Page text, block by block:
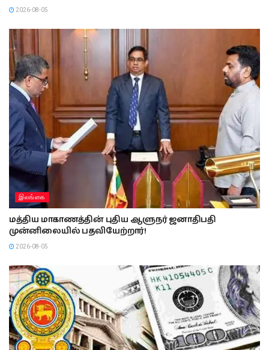
2026-08-05
இலங்கை
மத்திய மாகாணத்தின் புதிய ஆளுநர் ஜனாதிபதி
முன்னிலையில் பதவியேற்றார்!
2026-08-05